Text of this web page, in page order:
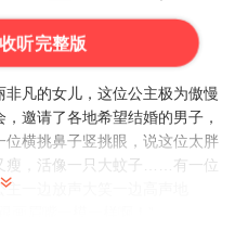
听完整版
凡的女儿，这位公主极为傲慢
邀请了各地希望结婚的男子，
横挑鼻子竖挑眼，说这位太胖
瘦，活像一只大蚊子……有一位
一边放声大笑一边高声地